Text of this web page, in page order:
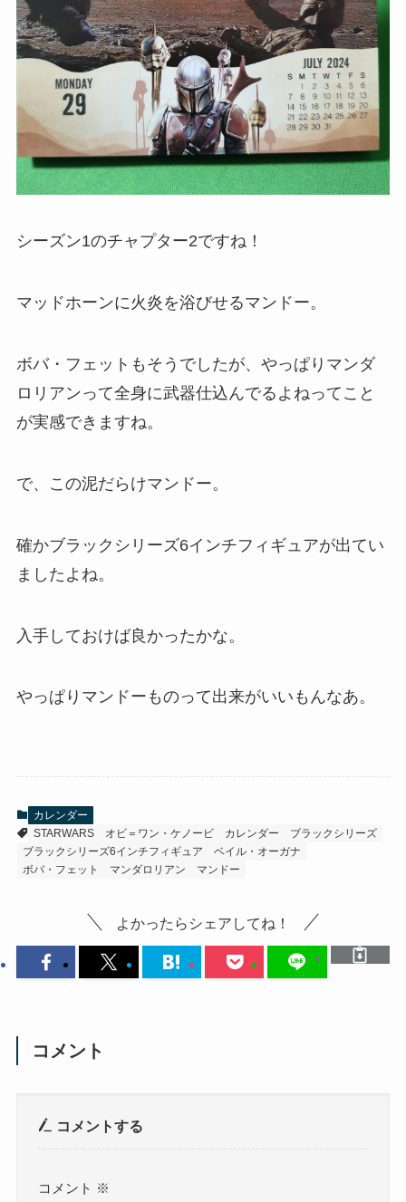
シーズン1のチャプター2ですね！
マッドホーンに火炎を浴びせるマンドー。
ボバ・フェットもそうでしたが、やっぱりマンダ
ロリアンって全身に武器仕込んでるよねってこと
が実感できますね。
で、この泥だらけマンドー。
確かブラックシリーズ6インチフィギュアが出てい
ましたよね。
入手しておけば良かったかな。
やっぱりマンドーものって出来がいいもんなあ。
カレンダー
STARWARS
オビ＝ワン・ケノービ カレンダー
ブラックシリーズ
ブラックシリーズ6インチフィギュア
ベイル・オーガナ
ボバ・フェット
マンダロリアン マンドー
よかったらシェアしてね！
コメント
コメントする
コメント ※